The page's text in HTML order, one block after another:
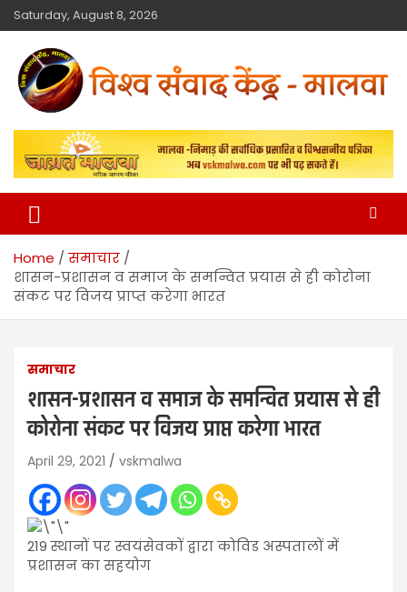
Saturday, August 8, 2026
विश्व संवाद केंद्र
मालवा
Home
समाचार
शासन-प्रशासन व समाज के समन्वित प्रयास से ही कोरोना
संकट पर विजय प्राप्त करेगा भारत
समाचार
शासन-प्रशासन व समाज के समन्वित प्रयास से ही
कोरोना संकट पर विजय प्राप्त करेगा भारत
April 29, 2021 vskmalwa
219 स्थानों पर स्वयंसेवकों द्वारा कोविड अस्पतालों में
प्रशासन का सहयोग